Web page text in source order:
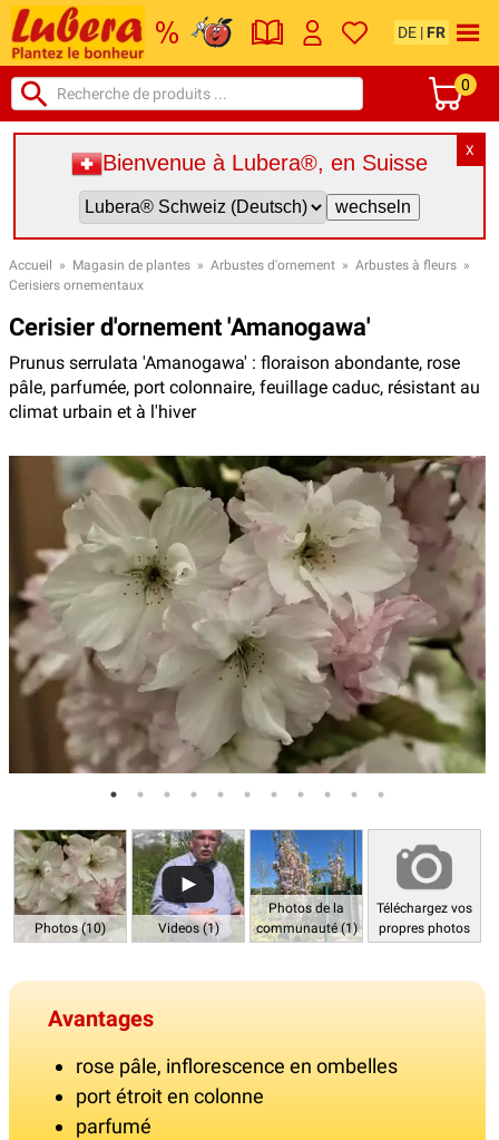
DE | FR
0
X
Bienvenue à Lubera®, en Suisse
Accueil » Magasin de plantes » Arbustes d'ornement » Arbustes à fleurs »
Cerisiers ornementaux
Cerisier d'ornement 'Amanogawa'
Prunus serrulata 'Amanogawa' : floraison abondante, rose
pâle, parfumée, port colonnaire, feuillage caduc, résistant au
climat urbain et à l'hiver
Photos (10) Videos (1)
Photos de la
communauté (1)
Téléchargez vos
propres photos
Avantages
rose pâle, inflorescence en ombelles
port étroit en colonne
parfumé